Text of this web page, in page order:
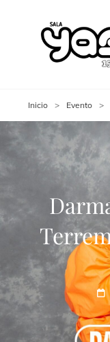
Inicio > Evento >